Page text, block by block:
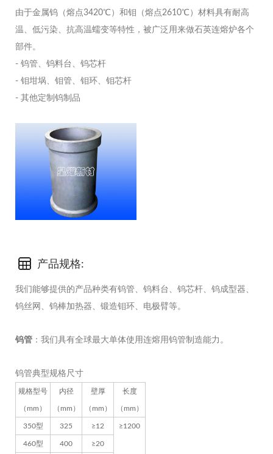
由于金属钨（熔点3420℃）和钼（熔点2610℃）材料具有耐高
温、低污染、抗高温蠕变等特性，被广泛用来做石英连熔炉各个
部件。
- 钨管、钨料台、钨芯杆
-钼坩埚、钼管、钼环、钼芯杆
- 其他定制钨制品
产品规格:
我们能够提供的产品种类有钨管、钨料台、钨芯杆、钨成型器、
钨丝网、钨棒加热器、锻造钼环、电极臂等。
钨管 ：我们具有全球最大单体使用连熔用钨管制造能力。
钨管典型规格尺寸
规格型号
（mm）
内径
（mm）
壁厚
（mm）
长度
（mm）
350型 325 ≥12 ≥1200
460型 400 ≥20